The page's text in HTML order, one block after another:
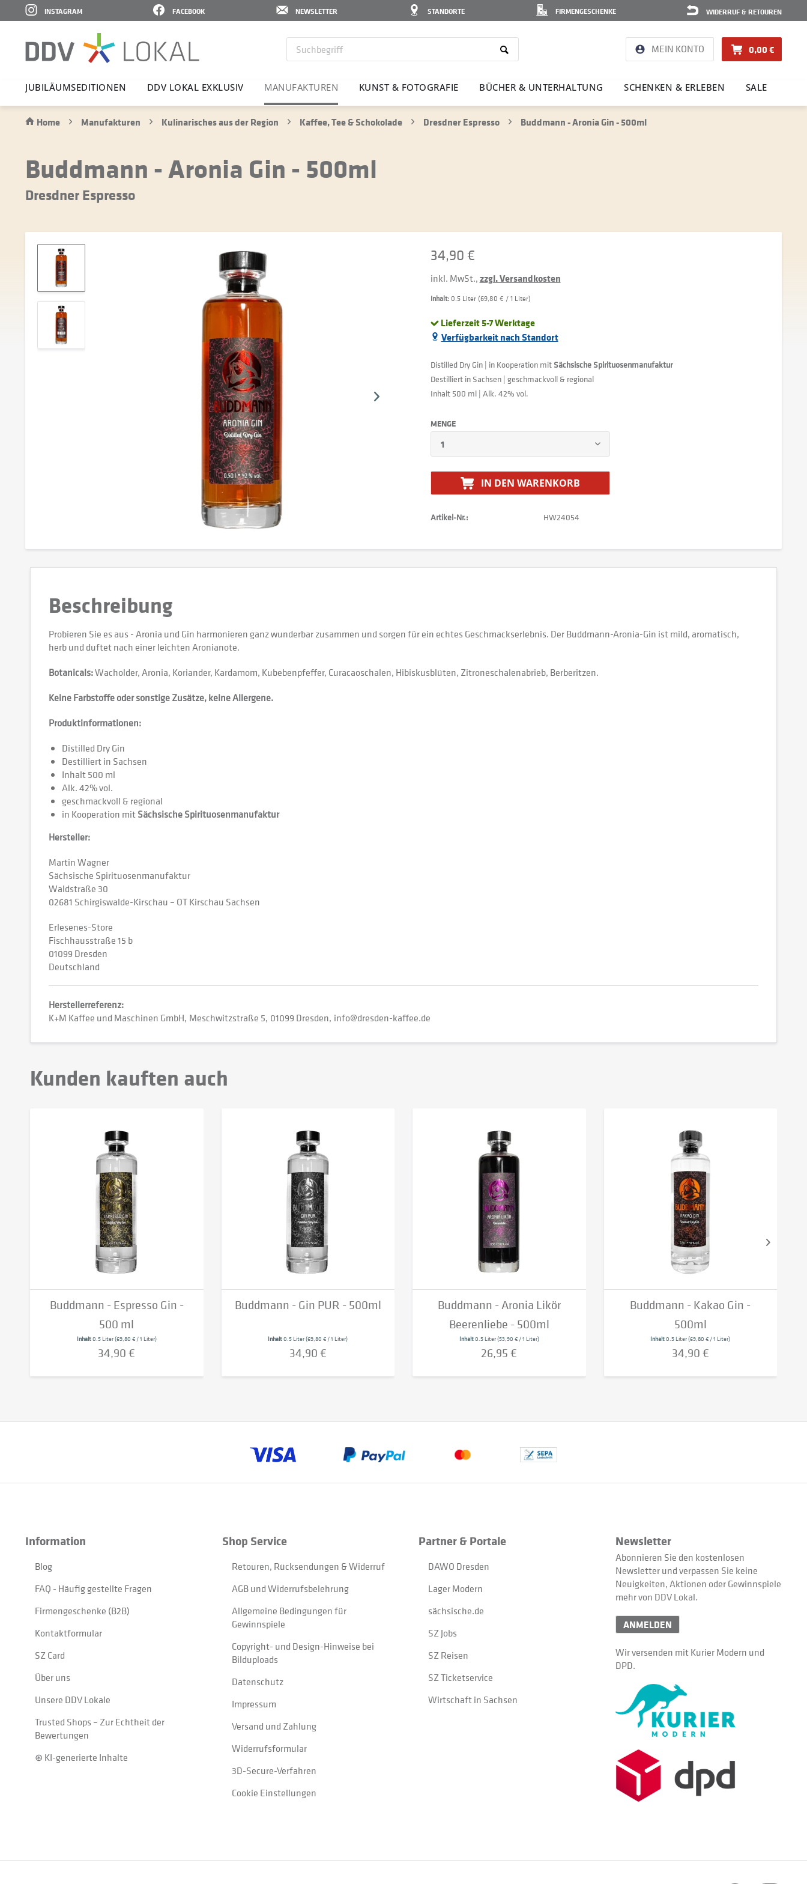
WIDERRUF & RETOUREN
FIRMENGESCHENKE
STANDORTE
NEWSLETTER
FACEBOOK
INSTAGRAM
MEIN KONTO 0,00 €
JUBI­LÄ­UMS­E­DI­TIONEN DDV LOKAL EXKLUSIV MANU­FAK­TUREN KUNST & FOTO­GRAFIE BÜCHER & UNTER­HAL­TUNG SCHENKEN & ERLEBEN SALE
Home Manufakturen Kulinarisches aus der Region Kaffee, Tee & Schokolade Dresdner Espresso Buddmann - Aronia Gin - 500ml
Buddmann - Aronia Gin - 500ml
Dresdner Espresso
34,90 €
inkl. MwSt.,zzgl. Versandkosten
Inhalt: 0.5 Liter (69,80 € / 1 Liter)
Lieferzeit 5-7 Werktage
Verfügbarkeit nach Standort
Distilled Dry Gin | in Kooperation mit Sächsische Spirituosenmanufaktur
Destilliert in Sachsen | geschmackvoll & regional
Inhalt 500 ml | Alk. 42% vol.
MENGE
IN DEN WARENKORB
Artikel-Nr.: HW24054
Beschreibung
Probieren Sie es aus - Aronia und Gin harmonieren ganz wunderbar zusammen und sorgen für ein echtes Geschmackserlebnis. Der Buddmann-Aronia-Gin ist mild, aromatisch,
herb und duftet nach einer leichten Aronianote.
Botanicals:Wacholder, Aronia, Koriander, Kardamom, Kubebenpfeffer, Curacaoschalen, Hibiskusblüten, Zitroneschalenabrieb, Berberitzen.
Keine Farbstoffe oder sonstige Zusätze, keine Allergene.
Produktinformationen:
Distilled Dry Gin
Destilliert in Sachsen
Inhalt 500 ml
Alk. 42% vol.
geschmackvoll & regional
in Kooperation mitSächsische Spirituosenmanufaktur
Hersteller:
Martin Wagner
Sächsische Spirituosenmanufaktur
Waldstraße 30
02681 Schirgiswalde-Kirschau – OT Kirschau Sachsen
Erlesenes-Store
Fischhausstraße 15 b
01099 Dresden
Deutschland
Herstellerreferenz:
K+M Kaffee und Maschinen GmbH Meschwitzstraße 5 01099 Dresden info@dresden-kaffee.de
Kunden kauften auch
Buddmann - Espresso Gin -
500 ml
Inhalt0.5 Liter(69,80 € / 1 Liter)
34,90 €
Buddmann - Gin PUR - 500ml
Inhalt0.5 Liter(69,80 € / 1 Liter)
34,90 €
Buddmann - Aronia Likör
Beerenliebe - 500ml
Inhalt0.5 Liter(53,90 € / 1 Liter)
26,95 €
Buddmann - Kakao Gin -
500ml
Inhalt0.5 Liter(69,80 € / 1 Liter)
34,90 €
Information
Blog
FAQ - Häufig gestellte Fragen
Firmengeschenke (B2B)
Kontaktformular
SZ Card
Über uns
Unsere DDV Lokale
Trusted Shops – Zur Echtheit der
Bewertungen
⊛ KI-generierte Inhalte
Shop Service
Retouren, Rücksendungen & Widerruf
AGB und Widerrufsbelehrung
Allgemeine Bedingungen für
Gewinnspiele
Copyright- und Design-Hinweise bei
Bilduploads
Datenschutz
Impressum
Versand und Zahlung
Widerrufsformular
3D-Secure-Verfahren
Cookie Einstellungen
Partner & Portale
DAWO Dresden
Lager Modern
sächsische.de
SZ Jobs
SZ Reisen
SZ Ticketservice
Wirtschaft in Sachsen
Newsletter
Abonnieren Sie den kostenlosen
Newsletter und verpassen Sie keine
Neuigkeiten, Aktionen oder Gewinnspiele
mehr von DDV Lokal.
ANMELDEN
Wir versenden mit Kurier Modern und
DPD.